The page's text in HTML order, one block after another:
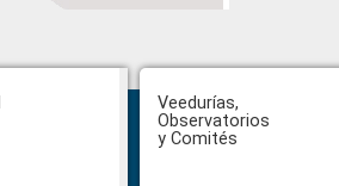
Veedurías,
Observatorios
y Comités